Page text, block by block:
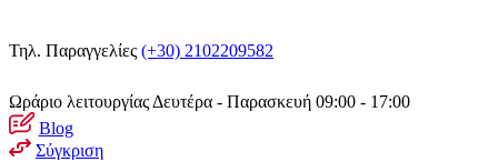
Τηλ. Παραγγελίες (+30) 2102209582
Ωράριο λειτουργίας Δευτέρα - Παρασκευή 09:00 - 17:00
Blog
Σύγκριση